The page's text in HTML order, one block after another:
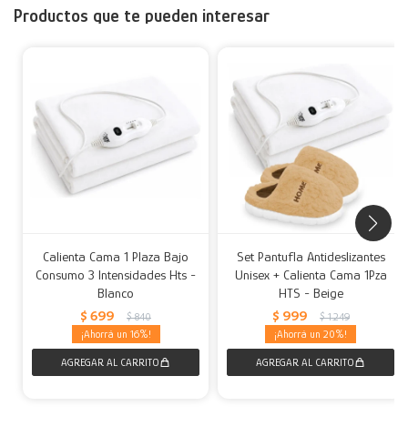
Productos que te pueden interesar
Calienta Cama 1 Plaza Bajo
Consumo 3 Intensidades Hts -
Blanco
$ 699 $ 840
16
Set Pantufla Antideslizantes
Unisex + Calienta Cama 1Pza
HTS - Beige
$ 999 $ 1.249
20